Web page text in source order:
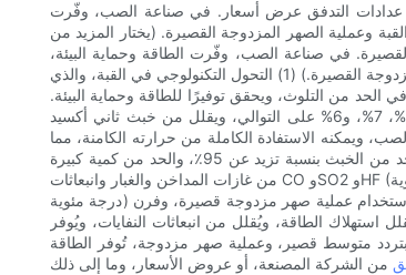
عدادات التدفق عرض أسعار. في صناعة الصب، وفّرت
وعملية الصهر المزدوجة القصيرة. (يختار المزيد من
في صناعة الصب، وفّرت الطاقة وحماية البيئة،
وحقق عمال المسابك الصينيون نجاحًا كبيرًا في الخارج. ينقسم نظام الصهر وقياسات التسخين بشكل رئيسي إلى جانبين: إصلاح تكنولوجيا صهر القبة وعملية الصهر المزدوجة القصيرة.) (1) التحول التكنولوجي في القبة، والذي
من التلوث، ويحقق توفيرًا للطاقة وحماية البيئة.
يقلل تسخين الهواء المسبق في القبة من استهلاك فحم الكوك بنسبة 5%؛ كما أن تركيب ناشر هواء الأكسجين في فرن الغاز في القبة يوفر فحم الكوك بنسبة 6%، 7%، و6% على التوالي، ويقلل من خبث ثاني أكسيد
حديد الصب، ويمكنه الاستفادة الكاملة من حرارته الكامنة، مما
يوفر الكثير من الطاقة. مع الحديد الزهر والمواد الخام الأخرى بواسطة القبة، مقارنة بالتسخين الثانوي المستخدم في إنتاج الصب يمكن توفير 100٪ من الفحم، والحد من الخبث بنسبة تزيد عن 95٪، والحد من كمية كبيرة
من غازات المداخن والغبار وانبعاثات CO وSO2 وHF (انبعاثات غازات المداخن من ذوبان الصب حوالي 800 م 2 لكل طن، والغبار. 8 ~ 12 درجة مئوية، CO8. 0 ~ 96 كجم، SO20.08 ~ 0.48 درجة مئوية، HF0. 16 ~ 0.4
درجة مئوية) ويتم تقليل ضرر عنصر السيليكون والمنجنيز بنسبة 10٪ ~ 20٪، ويتم تقليل فقدان الحديد بأكثر من 15٪. من خلال التجديد التقني المذكور أعلاه، وعملية صهر القبة باستخدام عملية صهر مزدوجة قصيرة، وفرن
الطاقة، ويُقلل من انبعاثات النفايات، ويُوفر
بتردد متوسط ​​قصير، وعملية صهر مزدوجة، تُوفر الطاقة